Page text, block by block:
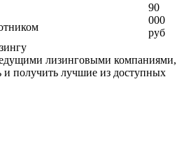
90
000
руб
лизинговыми компаниями,
получить лучшие из доступных